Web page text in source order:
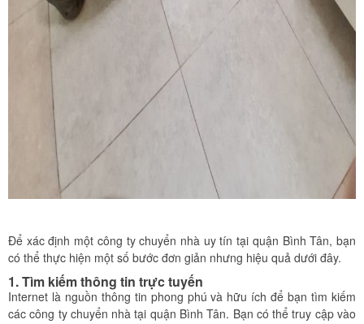
Để xác định một công ty chuyển nhà uy tín tại quận Bình Tân, bạn
có thể thực hiện một số bước đơn giản nhưng hiệu quả dưới đây.
1.Tìm kiếm thông tin trực tuyến
Internet là nguồn thông tin phong phú và hữu ích để bạn tìm kiếm
các công ty chuyển nhà tại quận Bình Tân. Bạn có thể truy cập vào